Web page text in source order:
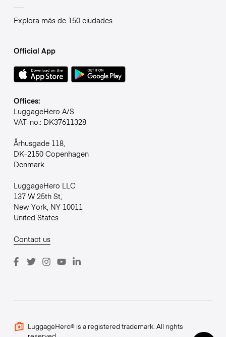
Explora más de 150 ciudades
Official App
Offices:
LuggageHero A/S
VAT-no.: DK37611328
Århusgade 118,
DK-2150 Copenhagen
Denmark
LuggageHero LLC
137 W 25th St,
New York, NY 10011
United States
Contact us
LuggageHero® is a registered trademark. All rights